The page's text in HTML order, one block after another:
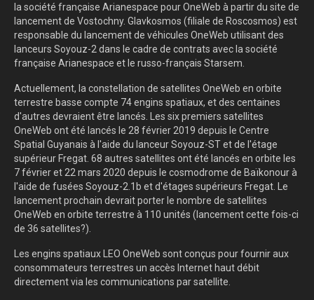
la société française Arianespace pour OneWeb à partir du site de
lancement de Vostochny. Glavkosmos (filiale de Roscosmos) est
responsable du lancement de véhicules OneWeb utilisant des
lanceurs Soyouz-2 dans le cadre de contrats avec la société
française Arianespace et le russo-français Starsem.
Actuellement, la constellation de satellites OneWeb en orbite
terrestre basse compte 74 engins spatiaux, et des centaines
d'autres devraient être lancés. Les six premiers satellites
OneWeb ont été lancés le 28 février 2019 depuis le Centre
Spatial Guyanais à l'aide du lanceur Soyouz-ST et de l'étage
supérieur Fregat. 68 autres satellites ont été lancés en orbite les
7 février et 22 mars 2020 depuis le cosmodrome de Baïkonour à
l'aide de fusées Soyouz-2.1b et d'étages supérieurs Fregat. Le
lancement prochain devrait porter le nombre de satellites
OneWeb en orbite terrestre à 110 unités (lancement cette fois-ci
de 36 satellites?).
Les engins spatiaux LEO OneWeb sont conçus pour fournir aux
consommateurs terrestres un accès Internet haut débit
directement via les communications par satellite.